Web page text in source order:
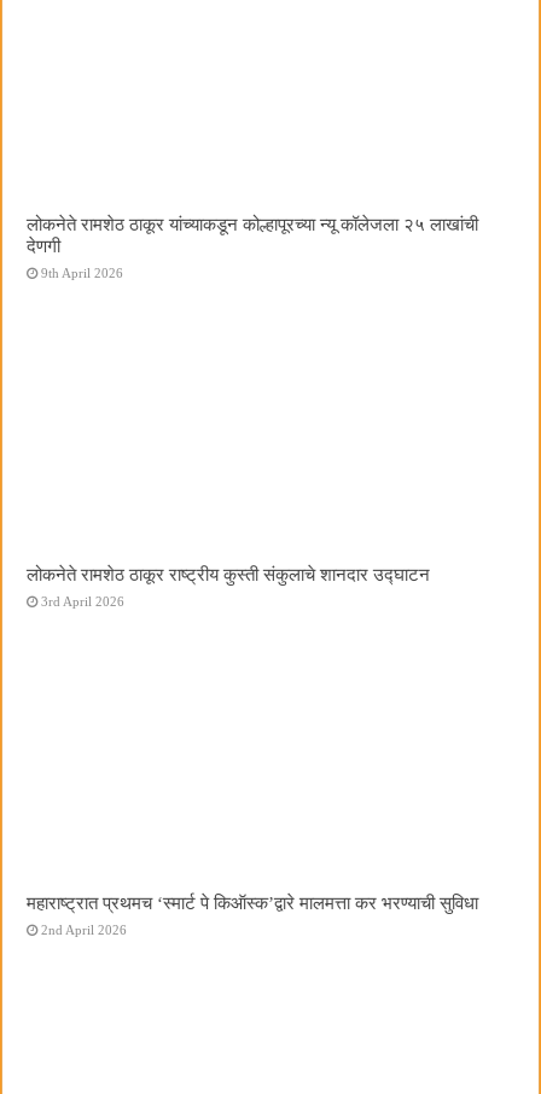
लोकनेते रामशेठ ठाकूर यांच्याकडून कोल्हापूरच्या न्यू कॉलेजला २५ लाखांची
देणगी
9th April 2026
लोकनेते रामशेठ ठाकूर राष्ट्रीय कुस्ती संकुलाचे शानदार उद्घाटन
3rd April 2026
महाराष्ट्रात प्रथमच ‌‘स्मार्ट पे किऑस्क‌’द्वारे मालमत्ता कर भरण्याची सुविधा
2nd April 2026